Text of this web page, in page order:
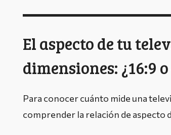
El aspecto de tu
dimensiones: ¿16:9 o
Para conocer cuánto mide una
comprender la relación de aspecto